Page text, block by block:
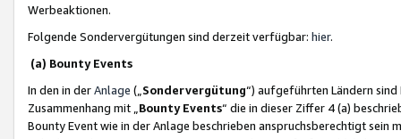
Werbeaktionen.
Folgende Sondervergütungen sind derzeit verfügbar: hier.
(a) Bounty Events
In den in derAnlage („ Sondervergütung“) aufgeführten Ländern
Zusammenhang mit „ Bounty Events“ die in dieser Ziffer 4 (a)
Bounty Event wie in der Anlage beschrieben anspruchsberechtigt sein